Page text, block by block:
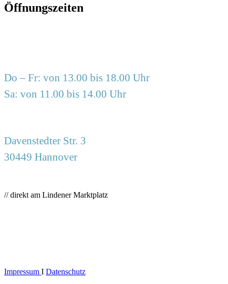
Öffnungszeiten
Do – Fr: von 13.00 bis 18.00 Uhr
Sa: von 11.00 bis 14.00 Uhr
Davenstedter Str. 3
30449 Hannover
// direkt am Lindener Marktplatz
Impressum I Datenschutz